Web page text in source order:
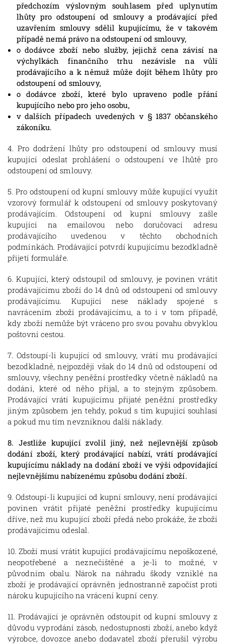
předchozím výslovným souhlasem před uplynutím
lhůty pro odstoupení od smlouvy a prodávající před
uzavřením smlouvy sdělil kupujícímu, že v takovém
případě nemá právo na odstoupení od smlouvy,
o dodávce zboží nebo služby, jejichž cena závisí na
výchylkách finančního trhu nezávisle na vůli
prodávajícího a k němuž může dojít během lhůty pro
odstoupení od smlouvy,
o dodávce zboží, které bylo upraveno podle přání
kupujícího nebo pro jeho osobu,
v dalších případech uvedených v § 1837 občanského
zákoníku.
4. Pro dodržení lhůty pro odstoupení od smlouvy musí
kupující odeslat prohlášení o odstoupení ve lhůtě pro
odstoupení od smlouvy.
5. Pro odstoupení od kupní smlouvy může kupující využít
vzorový formulář k odstoupení od smlouvy poskytovaný
prodávajícím. Odstoupení od kupní smlouvy zašle
kupující na emailovou nebo doručovací adresu
prodávajícího uvedenou v těchto obchodních
podmínkách. Prodávající potvrdí kupujícímu bezodkladně
přijetí formuláře.
6. Kupující, který odstoupil od smlouvy, je povinen vrátit
prodávajícímu zboží do 14 dnů od odstoupení od smlouvy
prodávajícímu. Kupující nese náklady spojené s
navrácením zboží prodávajícímu, a to i v tom případě,
kdy zboží nemůže být vráceno pro svou povahu obvyklou
poštovní cestou.
7. Odstoupí-li kupující od smlouvy, vrátí mu prodávající
bezodkladně, nejpozději však do 14 dnů od odstoupení od
smlouvy, všechny peněžní prostředky včetně nákladů na
dodání, které od něho přijal, a to stejným způsobem.
Prodávající vrátí kupujícímu přijaté peněžní prostředky
jiným způsobem jen tehdy, pokud s tím kupující souhlasí
a pokud mu tím nevzniknou další náklady.
8. Jestliže kupující zvolil jiný, než nejlevnější způsob
dodání zboží, který prodávající nabízí, vrátí prodávající
kupujícímu náklady na dodání zboží ve výši odpovídající
nejlevnějšímu nabízenému způsobu dodání zboží.
9. Odstoupí-li kupující od kupní smlouvy, není prodávající
povinen vrátit přijaté peněžní prostředky kupujícímu
dříve, než mu kupující zboží předá nebo prokáže, že zboží
prodávajícímu odeslal.
10. Zboží musí vrátit kupující prodávajícímu nepoškozené,
neopotřebené a neznečištěné a je-li to možné, v
původním obalu. Nárok na náhradu škody vzniklé na
zboží je prodávající oprávněn jednostranně započíst proti
nároku kupujícího na vrácení kupní ceny.
11. Prodávající je oprávněn odstoupit od kupní smlouvy z
důvodu vyprodání zásob, nedostupnosti zboží, anebo když
výrobce, dovozce anebo dodavatel zboží přerušil výrobu